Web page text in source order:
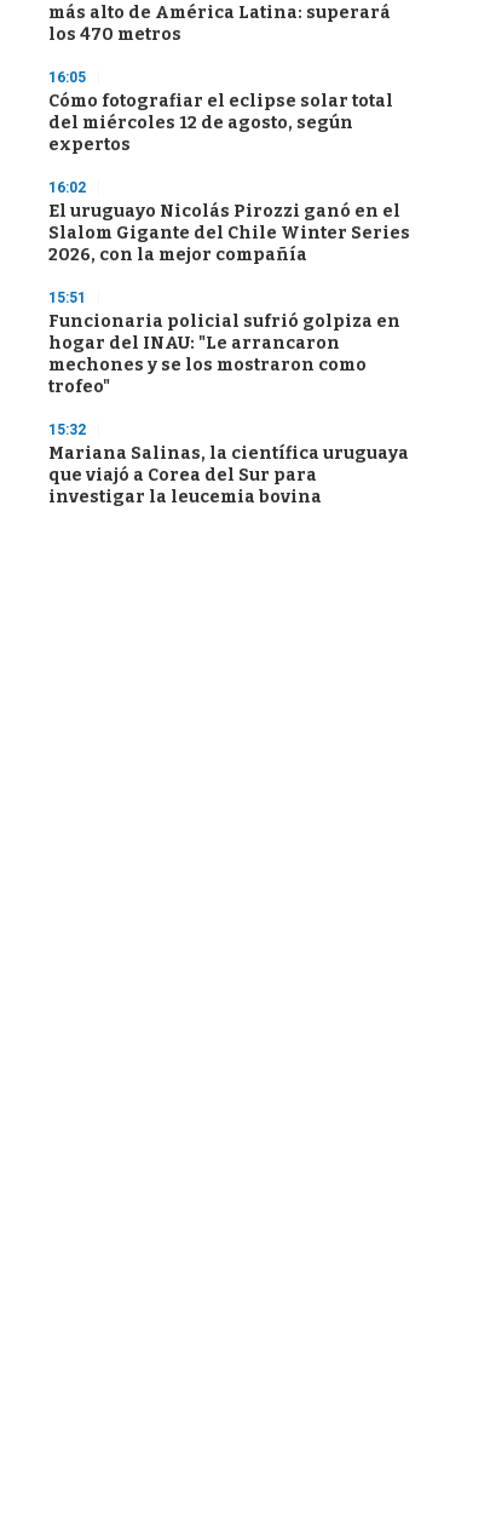
más alto de América Latina: superará
los 470 metros
16:05
Cómo fotografiar el eclipse solar total
del miércoles 12 de agosto, según
expertos
16:02
El uruguayo Nicolás Pirozzi ganó en el
Slalom Gigante del Chile Winter Series
2026, con la mejor compañía
15:51
Funcionaria policial sufrió golpiza en
hogar del INAU: "Le arrancaron
mechones y se los mostraron como
trofeo"
15:32
Mariana Salinas, la científica uruguaya
que viajó a Corea del Sur para
investigar la leucemia bovina